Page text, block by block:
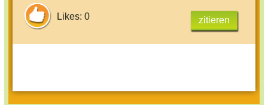
Likes: 0 zitieren